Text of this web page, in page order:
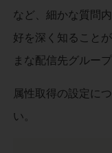
など、細かな質問
好を深く知ること
まな配信先グルー
属性取得の設定に
い。